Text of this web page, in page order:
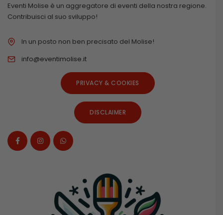
Eventi Molise è un aggregatore di eventi della nostra regione.
Contribuisci al suo sviluppo!
In un posto non ben precisato del Molise!
info@eventimolise.it
PRIVACY & COOKIES
DISCLAIMER